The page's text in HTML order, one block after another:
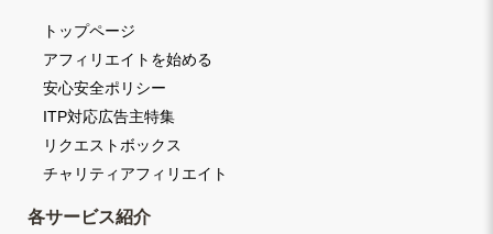
トップページ
アフィリエイトを始める
安心安全ポリシー
ITP対応広告主特集
リクエストボックス
チャリティアフィリエイト
各サービス紹介